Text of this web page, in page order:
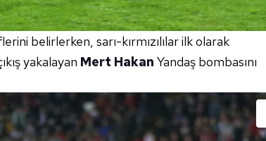
belirlerken, sarı-kırmızılılar ilk olarak
yakalayan Mert Hakan Yandaş bombasını